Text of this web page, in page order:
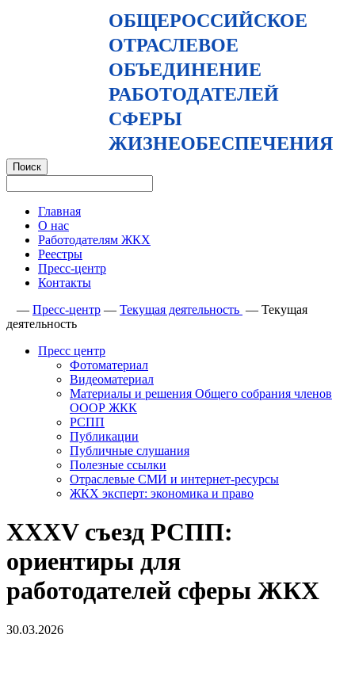
ОБЩЕРОССИЙСКОЕ
ОТРАСЛЕВОЕ
ОБЪЕДИНЕНИЕ
РАБОТОДАТЕЛЕЙ
СФЕРЫ
ЖИЗНЕОБЕСПЕЧЕНИЯ
Главная
О нас
Работодателям ЖКХ
Реестры
Пресс-центр
Контакты
— Пресс-центр — Текущая деятельность — Текущая
деятельность
Пресс центр
Фотоматериал
Видеоматериал
Материалы и решения Общего собрания членов
ОООР ЖКК
РСПП
Публикации
Публичные слушания
Полезные ссылки
Отраслевые СМИ и интернет-ресурсы
ЖКХ эксперт: экономика и право
XXXV съезд РСПП:
ориентиры для
работодателей сферы ЖКХ
30.03.2026